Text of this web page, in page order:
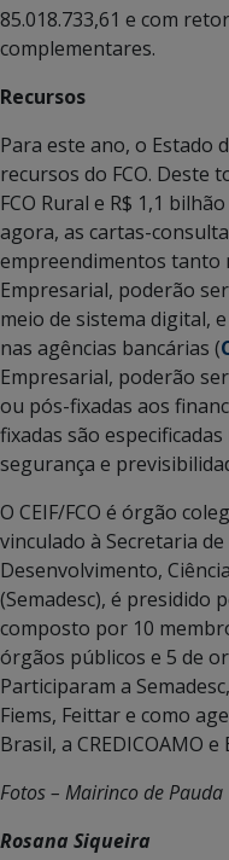
85.018.733,61 e com
complementares.
Recursos
Para este ano, o Estado
recursos do FCO. Deste
FCO Rural e R$ 1,1
agora, as cartas-
empreendimentos tanto
Empresarial, poderão
meio de sistema digital,
nas agências bancárias (
Empresarial, poderão
ou pós-fixadas aos
fixadas são
segurança e
O CEIF/FCO é órgão
vinculado à Secretaria
Desenvolvimento,
(Semadesc), é presidido
composto por 10
órgãos públicos e 5 de
Participaram a
Fiems, Feittar e como
Brasil, a CREDICOAMO e
Fotos – Mairinco de Pauda
Rosana Siqueira